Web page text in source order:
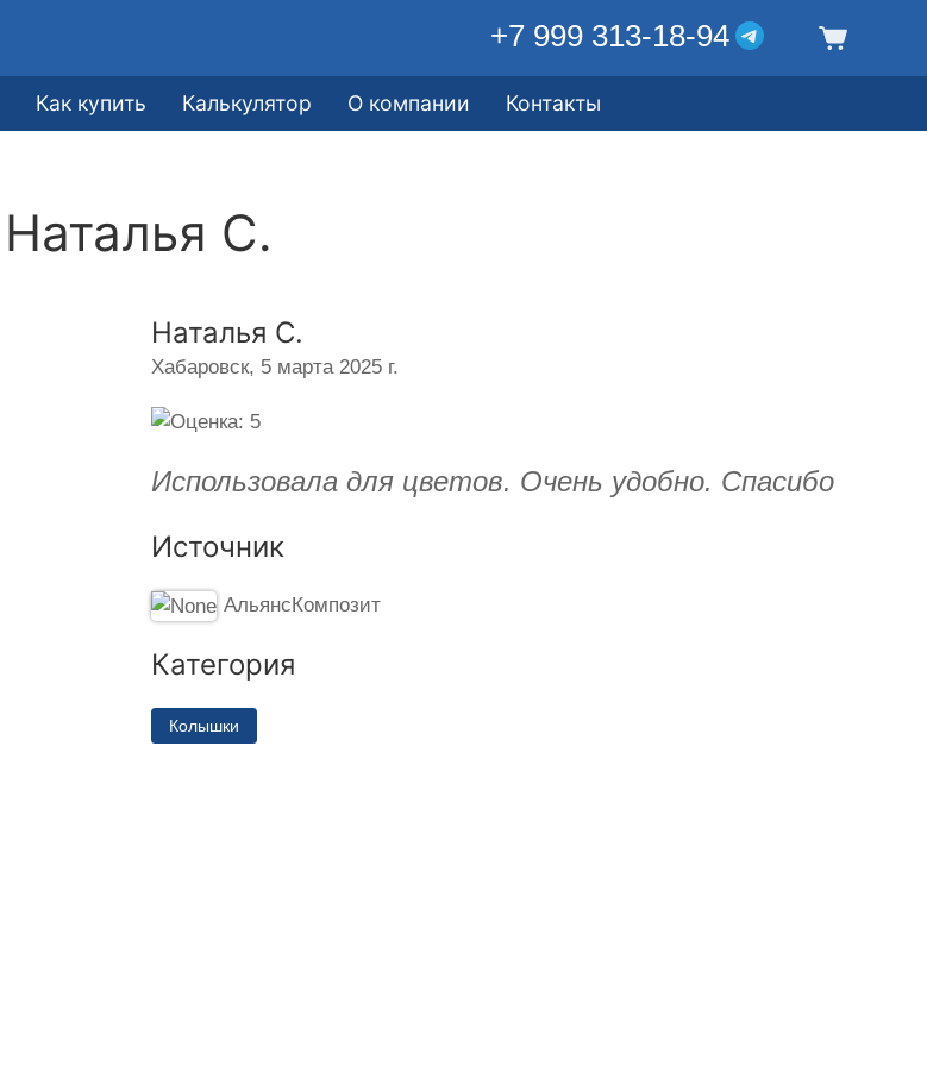
+7 999 313-18-94
Как купить Калькулятор О компании Контакты
Наталья С.
Наталья С.
Хабаровск, 5 марта 2025 г.
Использовала для цветов. Очень удобно. Спасибо
Источник
АльянсКомпозит
Категория
Колышки